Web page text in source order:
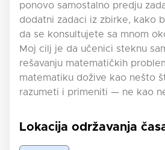
ponovo samostalno predju
dodatni zadaci iz zbirke, kako
da se konsultujete sa mnom
Moj cilj je da učenici steknu
rešavanju matematičkih
matematiku dožive kao nešto
razumeti i primeniti — ne kao
Lokacija održavanja